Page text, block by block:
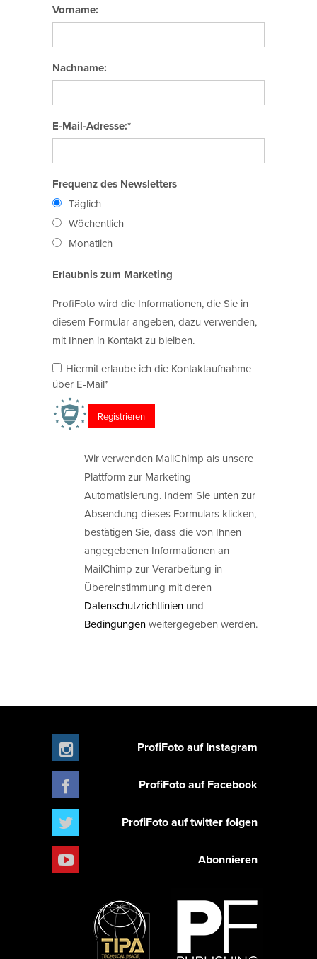
Vorname:
Nachname:
E-Mail-Adresse:*
Frequenz des Newsletters
Täglich
Wöchentlich
Monatlich
Erlaubnis zum Marketing
ProfiFoto wird die Informationen, die Sie in
diesem Formular angeben, dazu verwenden,
mit Ihnen in Kontakt zu bleiben.
Hiermit erlaube ich die Kontaktaufnahme
über E-Mail*
Wir verwenden MailChimp als unsere
Plattform zur Marketing-
Automatisierung. Indem Sie unten zur
Absendung dieses Formulars klicken,
bestätigen Sie, dass die von Ihnen
angegebenen Informationen an
MailChimp zur Verarbeitung in
Übereinstimmung mit deren
Datenschutzrichtlinien und
Bedingungenweitergegeben werden.
ProfiFoto auf Instagram
ProfiFoto auf Facebook
ProfiFoto auf twitter folgen
Abonnieren